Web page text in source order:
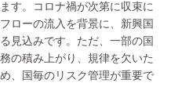
す。コロナ禍が次第に収束に
ローの流入を背景に、新興国
見込みです。ただ、一部の国
の積み上がり、規律を欠いた
、国毎のリスク管理が重要で